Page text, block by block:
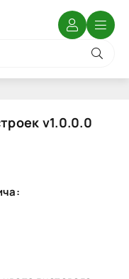
v1.0.0.0